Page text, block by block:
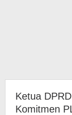
Ketua
Komitmen